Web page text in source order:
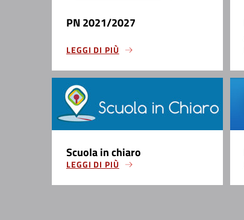
PN 2021/2027
LEGGI DI PIÙ
Scuola in chiaro
LEGGI DI PIÙ